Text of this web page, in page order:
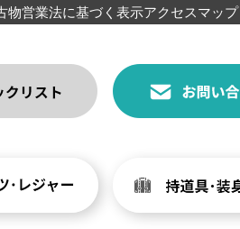
物営業法に基づく表示アクセスマップ